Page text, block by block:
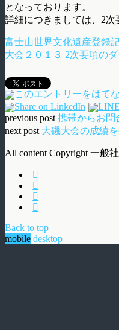
となっております。
詳細につきましては、2次
富士山世界文化遺産登
大会２０１３ 2次要項の
previous post 携帯からお問
next post 大磯大会の成績
All content Copyright 一般
Back to top
mobile desktop